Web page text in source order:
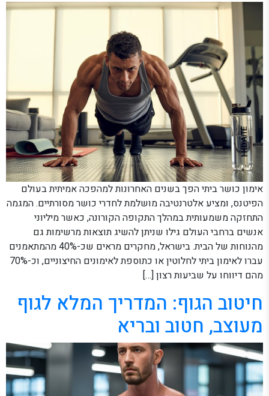
אימון כושר ביתי הפך בשנים האחרונות למהפכה אמיתית בעולם
הפיטנס, ומציע אלטרנטיבה מושלמת לחדרי כושר מסורתיים. המגמה
התחזקה משמעותית במהלך התקופה הקורונה, כאשר מיליוני
אנשים ברחבי העולם גילו שניתן להשיג תוצאות מרשימות גם
מהנוחות של הבית. בישראל, מחקרים מראים שכ-40% מהמתאמנים
עברו לאימון ביתי לחלוטין או כתוספת לאימונים החיצוניים, וכ-70%
מהם דיווחו על שביעות רצון […]
חיטוב הגוף: המדריך המלא לגוף
מעוצב, חטוב ובריא